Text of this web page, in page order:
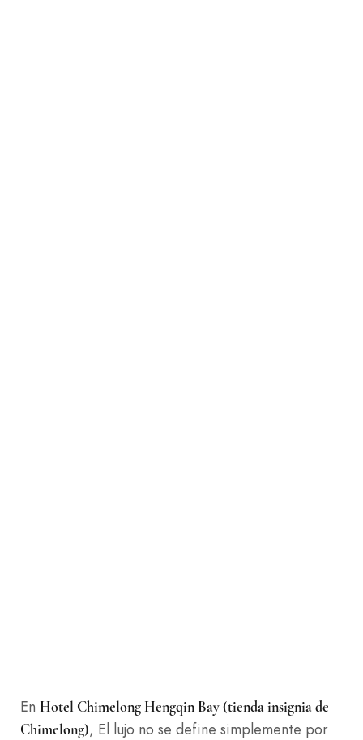
En Hotel Chimelong Hengqin Bay (tienda insignia de
Chimelong), El lujo no se define simplemente por